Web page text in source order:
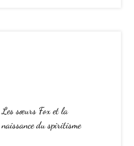
Les sœurs Fox et la
naissance du spiritisme